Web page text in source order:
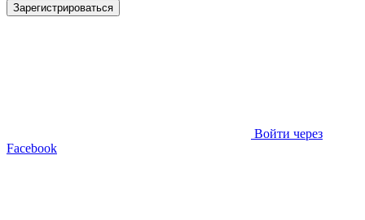
Зарегистрироваться
Войти через
Facebook